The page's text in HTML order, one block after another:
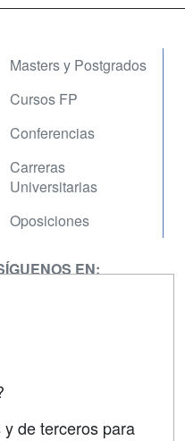
Masters y Postgrados
Cursos FP
Conferencias
Carreras
Universitarias
Oposiciones
EN:
de terceros para